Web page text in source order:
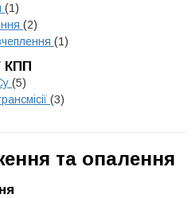
(1)
(2)
(1)
КПП
(5)
(3)
та опалення